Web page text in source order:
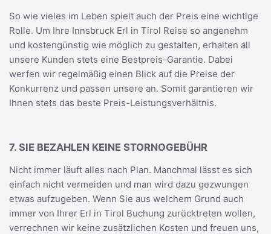
So wie vieles im Leben spielt auch der Preis eine wichtige
Rolle. Um Ihre Innsbruck Erl in Tirol Reise so angenehm
und kostengünstig wie möglich zu gestalten, erhalten all
unsere Kunden stets eine Bestpreis-Garantie. Dabei
werfen wir regelmäßig einen Blick auf die Preise der
Konkurrenz und passen unsere an. Somit garantieren wir
Ihnen stets das beste Preis-Leistungsverhältnis.
7. SIE BEZAHLEN KEINE STORNOGEBÜHR
Nicht immer läuft alles nach Plan. Manchmal lässt es sich
einfach nicht vermeiden und man wird dazu gezwungen
etwas aufzugeben. Wenn Sie aus welchem Grund auch
immer von Ihrer Erl in Tirol Buchung zurücktreten wollen,
verrechnen wir keine zusätzlichen Kosten und freuen uns,